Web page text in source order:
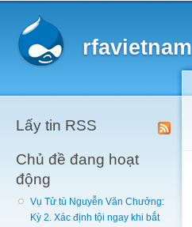
rfavietnam
Lấy tin RSS
Chủ đề đang hoạt
động
Vụ Tử tù Nguyễn Văn Chưởng:
Kỳ 2. Xác định tội ngay khi bắt